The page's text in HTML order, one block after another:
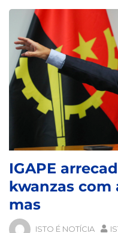
IGAPE
kwanzas com
mas
ISTO É NOTÍCIA